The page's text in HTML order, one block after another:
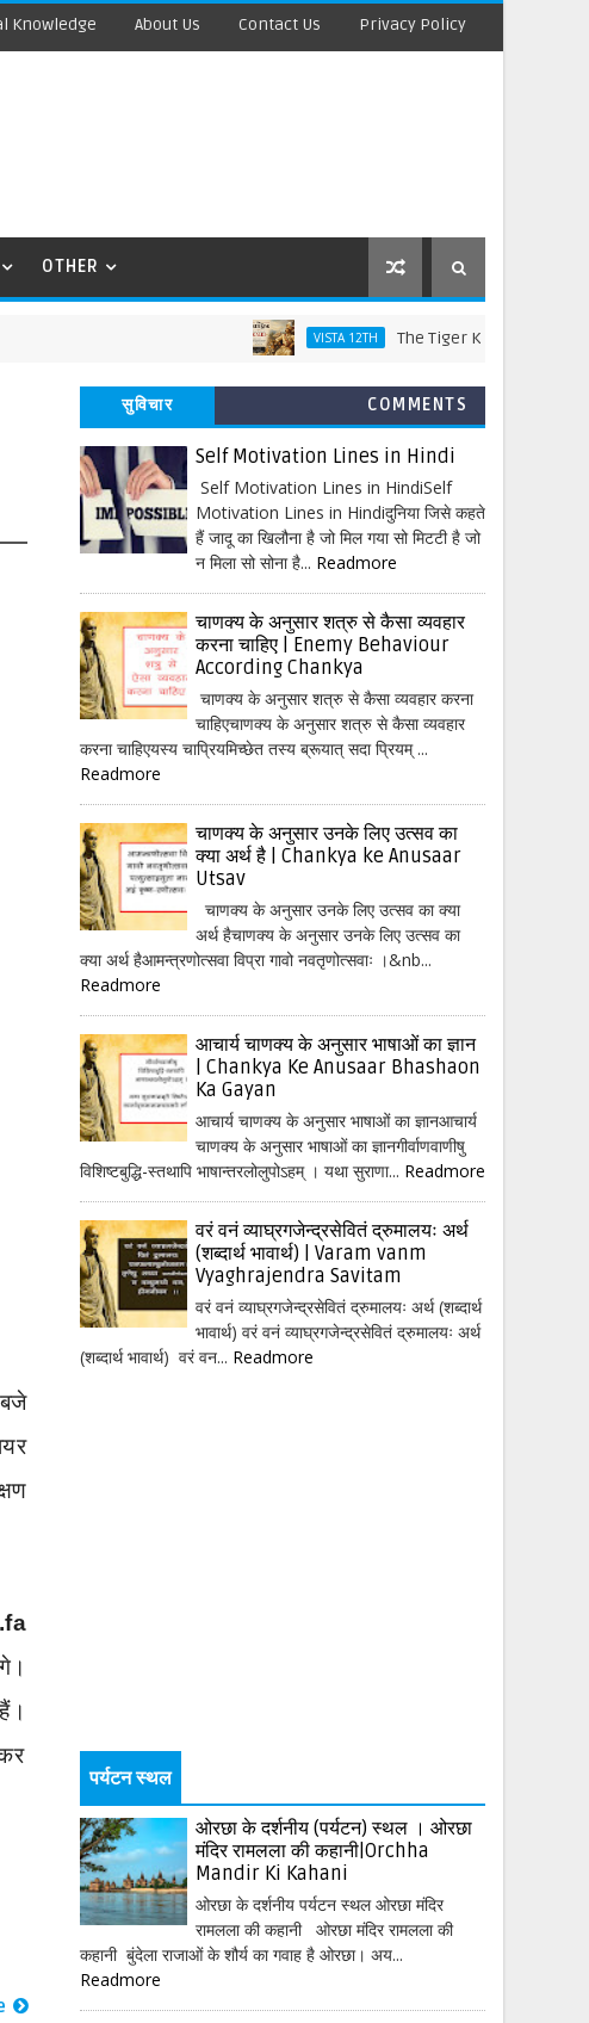
Knowledge About Us Contact Us Privacy Policy
OTHER
VISTA 12TH The Tiger King Words Meaning
बजे
हैं।
सुविचार COMMENTS
Self Motivation Lines in Hindi
Self Motivation Lines in HindiSelf
Motivation Lines in Hindiदुनिया जिसे कहते
हैं जादू का खिलौना है जो मिल गया सो मिटटी है जो
न मिला सो सोना है... Readmore
चाणक्य के अनुसार शत्रु से कैसा व्यवहार
करना चाहिए | Enemy Behaviour
According Chankya
चाणक्य के अनुसार शत्रु से कैसा व्यवहार करना
चाहिएचाणक्य के अनुसार शत्रु से कैसा व्यवहार
करना चाहिएयस्य चाप्रियमिच्छेत तस्य ब्रूयात् सदा प्रियम् ...
Readmore
चाणक्य के अनुसार उनके लिए उत्सव का
क्या अर्थ है | Chankya ke Anusaar
Utsav
चाणक्य के अनुसार उनके लिए उत्सव का क्या
अर्थ हैचाणक्य के अनुसार उनके लिए उत्सव का
क्या अर्थ हैआमन्त्रणोत्सवा विप्रा गावो नवतृणोत्सवाः ।&nb...
Readmore
आचार्य चाणक्य के अनुसार भाषाओं का ज्ञान
| Chankya Ke Anusaar Bhashaon
Ka Gayan
आचार्य चाणक्य के अनुसार भाषाओं का ज्ञानआचार्य
चाणक्य के अनुसार भाषाओं का ज्ञानगीर्वाणवाणीषु
विशिष्टबुद्धि-स्तथापि भाषान्तरलोलुपोऽहम् । यथा सुराणा... Readmore
वरं वनं व्याघ्रगजेन्द्रसेवितं द्रुमालयः अर्थ
(शब्दार्थ भावार्थ) | Varam vanm
Vyaghrajendra Savitam
वरं वनं व्याघ्रगजेन्द्रसेवितं द्रुमालयः अर्थ (शब्दार्थ
भावार्थ) वरं वनं व्याघ्रगजेन्द्रसेवितं द्रुमालयः अर्थ
(शब्दार्थ भावार्थ) वरं वन... Readmore
पर्यटन स्थल
ओरछा के दर्शनीय (पर्यटन) स्थल । ओरछा
मंदिर रामलला की कहानी|Orchha
Mandir Ki Kahani
ओरछा के दर्शनीय पर्यटन स्थल ओरछा मंदिर
रामलला की कहानी ओरछा मंदिर रामलला की
कहानी बुंदेला राजाओं के शौर्य का गवाह है ओरछा। अय...
Readmore